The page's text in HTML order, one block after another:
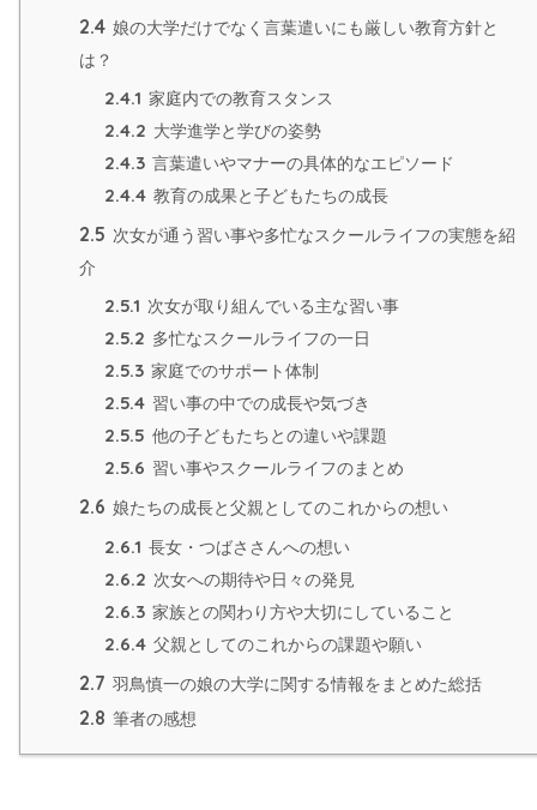
2.4 娘の大学だけでなく言葉遣いにも厳しい教育方針と
は？
2.4.1 家庭内での教育スタンス
2.4.2 大学進学と学びの姿勢
2.4.3 言葉遣いやマナーの具体的なエピソード
2.4.4 教育の成果と子どもたちの成長
2.5 次女が通う習い事や多忙なスクールライフの実態を紹
介
2.5.1 次女が取り組んでいる主な習い事
2.5.2 多忙なスクールライフの一日
2.5.3 家庭でのサポート体制
2.5.4 習い事の中での成長や気づき
2.5.5 他の子どもたちとの違いや課題
2.5.6 習い事やスクールライフのまとめ
2.6 娘たちの成長と父親としてのこれからの想い
2.6.1 長女・つばささんへの想い
2.6.2 次女への期待や日々の発見
2.6.3 家族との関わり方や大切にしていること
2.6.4 父親としてのこれからの課題や願い
2.7 羽鳥慎一の娘の大学に関する情報をまとめた総括
2.8 筆者の感想